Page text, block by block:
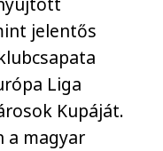
jelentős
Liga
Kupáját.
a magyar